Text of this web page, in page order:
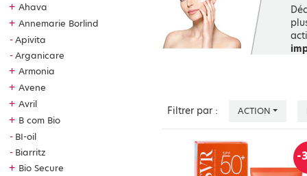
+ Ahava
+ Annemarie Borlind
Apivita
Arganicare
+ Armonia
+ Avene
+ Avril
+ B com Bio
BI-oil
Biarritz
+ Bio Secure
Filtrer par : ACTION
-